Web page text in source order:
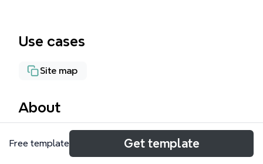
Use cases
Site map
About
Het Mobiel portal mindmap van KPN biedt een
overzichtelijke structuur met 189 nodes, verdeeld
Free template Get template